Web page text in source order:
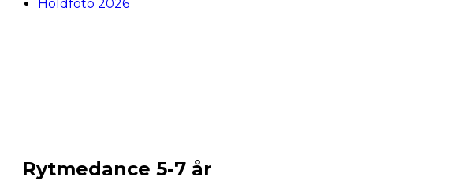
Holdfoto 2026
Rytmedance 5-7 år